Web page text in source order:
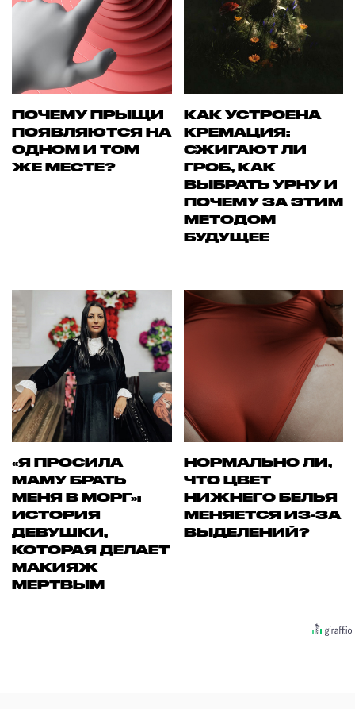
ПОЧЕМУ ПРЫЩИ
ПОЯВЛЯЮТСЯ НА
ОДНОМ И ТОМ
ЖЕ МЕСТЕ?
КАК УСТРОЕНА
КРЕМАЦИЯ:
СЖИГАЮТ ЛИ
ГРОБ, КАК
ВЫБРАТЬ УРНУ И
ПОЧЕМУ ЗА ЭТИМ
МЕТОДОМ
БУДУЩЕЕ
«Я ПРОСИЛА
МАМУ БРАТЬ
МЕНЯ В МОРГ»:
ИСТОРИЯ
ДЕВУШКИ,
КОТОРАЯ ДЕЛАЕТ
МАКИЯЖ
МЕРТВЫМ
НОРМАЛЬНО ЛИ,
ЧТО ЦВЕТ
НИЖНЕГО БЕЛЬЯ
МЕНЯЕТСЯ ИЗ-ЗА
ВЫДЕЛЕНИЙ?